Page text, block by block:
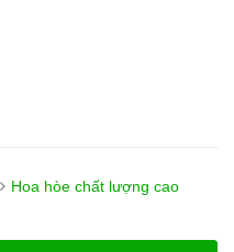
Hoa hòe chất lượng cao